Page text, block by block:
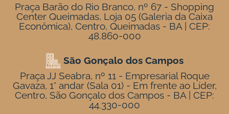
Praça Barão do Rio Branco, nº 67 - Shopping
Center Queimadas, Loja 05 (Galeria da Caixa
Econômica), Centro, Queimadas - BA | CEP:
48.860-000
São Gonçalo dos Campos
Praça JJ Seabra, nº 11 - Empresarial Roque
Gavaza, 1° andar (Sala 01) - Em frente ao Líder,
Centro, São Gonçalo dos Campos - BA | CEP:
44.330-000